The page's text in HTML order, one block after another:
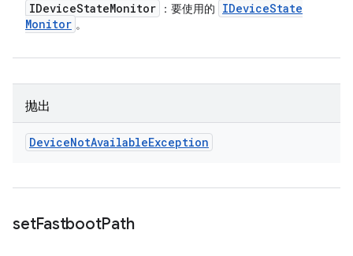
IDeviceStateMonitor ：要使用的 IDeviceState
Monitor 。
抛出
DeviceNotAvailableException
setFastbootPath